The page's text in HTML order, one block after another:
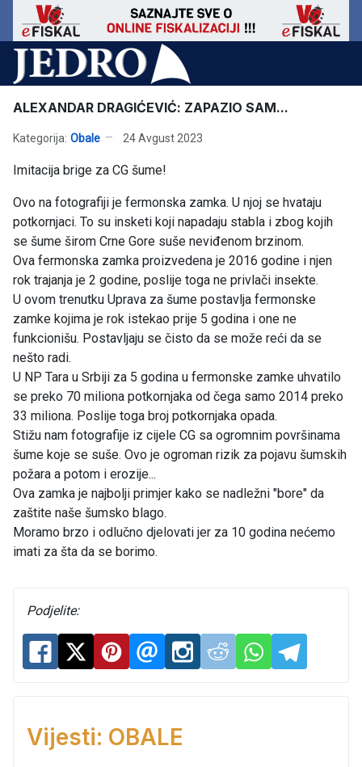
ALEXANDAR DRAGIĆEVIĆ: ZAPAZIO SAM...
Kategorija: Obale 24 Avgust 2023
Imitacija brige za CG šume!
Ovo na fotografiji je fermonska zamka. U njoj se hvataju
potkornjaci. To su insketi koji napadaju stabla i zbog kojih
se šume širom Crne Gore suše neviđenom brzinom.
Ova fermonska zamka proizvedena je 2016 godine i njen
rok trajanja je 2 godine, poslije toga ne privlači insekte.
U ovom trenutku Uprava za šume postavlja fermonske
zamke kojima je rok istekao prije 5 godina i one ne
funkcionišu. Postavljaju se čisto da se može reći da se
nešto radi.
U NP Tara u Srbiji za 5 godina u fermonske zamke uhvatilo
se preko 70 miliona potkornjaka od čega samo 2014 preko
33 miliona. Poslije toga broj potkornjaka opada.
Stižu nam fotografije iz cijele CG sa ogromnim površinama
šume koje se suše. Ovo je ogroman rizik za pojavu šumskih
požara a potom i erozije...
Ova zamka je najbolji primjer kako se nadležni "bore" da
zaštite naše šumsko blago.
Moramo brzo i odlučno djelovati jer za 10 godina nećemo
imati za šta da se borimo.
Podjelite:
Vijesti: OBALE